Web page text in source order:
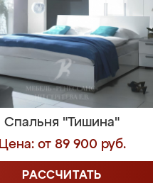
Спальня "Тишина"
Цена: от 89 900 руб.
РАССЧИТАТЬ